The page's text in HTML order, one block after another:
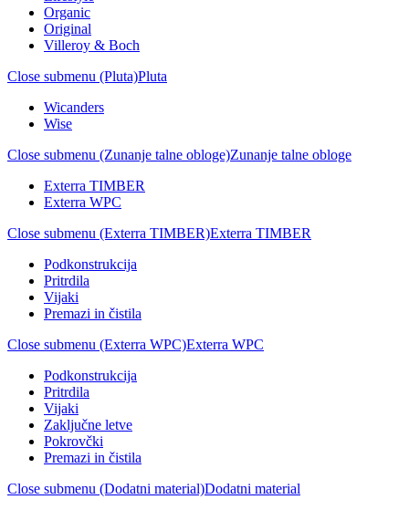
Organic
Original
Villeroy & Boch
Close submenu (Pluta)Pluta
Wicanders
Wise
Close submenu (Zunanje talne obloge)Zunanje talne obloge
Exterra TIMBER
Exterra WPC
Close submenu (Exterra TIMBER)Exterra TIMBER
Podkonstrukcija
Pritrdila
Vijaki
Premazi in čistila
Close submenu (Exterra WPC)Exterra WPC
Podkonstrukcija
Pritrdila
Vijaki
Zaključne letve
Pokrovčki
Premazi in čistila
Close submenu (Dodatni material)Dodatni material